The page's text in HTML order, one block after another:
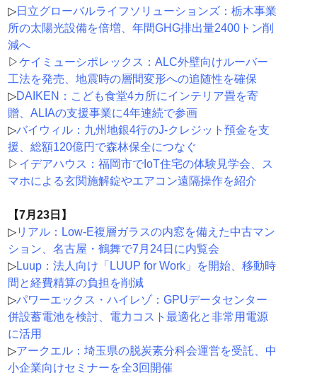
▷日立グローバルライフソリューションズ：栃木事業
所の太陽光設備を倍増、年間GHG排出量2400トン削
減へ
▷ケイミューシポレックス：ALC外壁向けルーバー
工法を発売、地震時の層間変形への追随性を確保
▷DAIKEN：こども食堂4カ所にインテリア畳を寄
贈、ALIAの支援事業に4年連続で参画
▷バイウィル：九州地銀4行のJ-クレジット預金を支
援、総額120億円で森林保全につなぐ
▷ イデアハウス：福岡市でIoT住宅の体験見学会、ス
マホによる玄関施解錠やエアコン遠隔操作を紹介
【7月23日】
▷リアル：Low-E複層ガラスの内窓を備えた中古マン
ション、名古屋・鶴舞で7月24日に内覧会
▷Luup：法人向け「LUUP for Work」を開始、移動時
間と経費精算の負担を削減
▷パワーエックス・ハイレゾ：GPUデータセンター
併設蓄電池を検討、電力コスト最適化と非常用電源
に活用
▷アークエル：埼玉県の脱炭素分科会運営を受託、中
小企業向けセミナーを全3回開催